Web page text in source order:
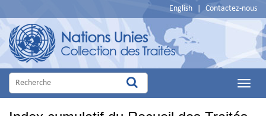
English Contactez-nous
Main